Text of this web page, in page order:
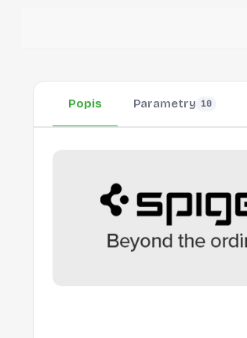
Popis Parametry 10